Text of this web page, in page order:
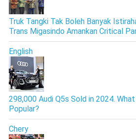
Truk Tangki Tak Boleh Banyak
Trans Migasindo Amankan Critical
English
298,000 Audi Q5s Sold in 2024.
Popular?
Chery